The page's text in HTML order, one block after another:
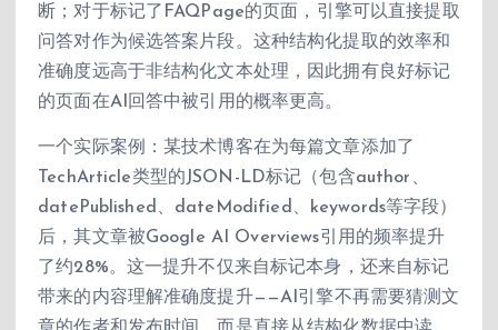
断；对于标记了FAQPage的页面，引擎可以直接提取
问答对作为候选答案片段。这种结构化提取的效率和
准确度远高于非结构化文本处理，因此拥有良好标记
的页面在AI回答中被引用的概率更高。
一个实际案例：某技术博客在为每篇文章添加了
TechArticle类型的JSON-LD标记（包含author、
datePublished、dateModified、keywords等字段）
后，其文章被Google AI Overviews引用的频率提升
了约28%。这一提升不仅来自标记本身，还来自标记
带来的内容理解准确度提升——AI引擎不再需要猜测文